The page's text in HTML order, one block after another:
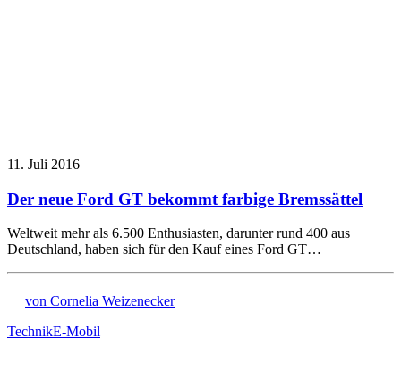
11. Juli 2016
Der neue Ford GT bekommt farbige Bremssättel
Weltweit mehr als 6.500 Enthusiasten, darunter rund 400 aus
Deutschland, haben sich für den Kauf eines Ford GT…
von Cornelia Weizenecker
TechnikE-Mobil